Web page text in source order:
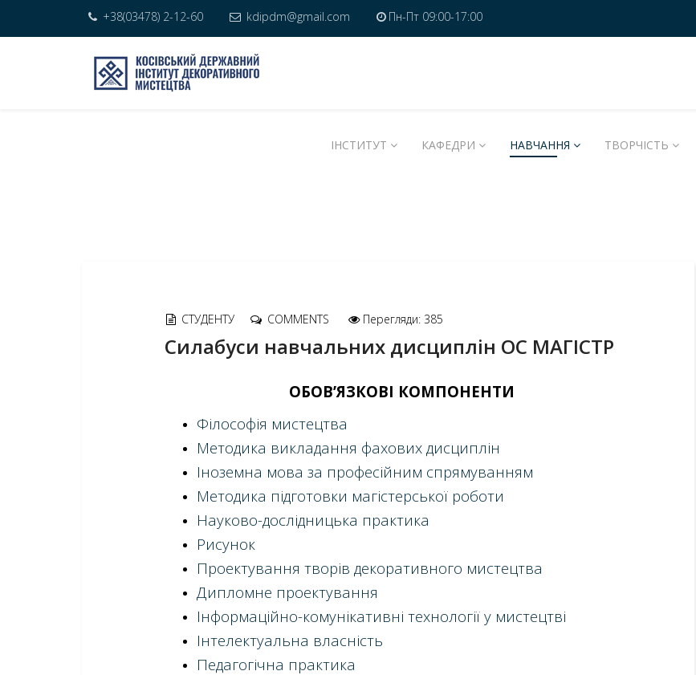
+38(03478) 2-12-60 kdipdm@gmail.com Пн-Пт 09:00-17:00
ІНСТИТУТ КАФЕДРИ НАВЧАННЯ ТВОРЧІСТЬ
СТУДЕНТУ COMMENTS Перегляди: 385
Силабуси навчальних дисциплін ОС МАГІСТР
ОБОВ’ЯЗКОВІ КОМПОНЕНТИ
Філософія мистецтва
Методика викладання фахових дисциплін
Іноземна мова за професійним спрямуванням
Методика підготовки магістерської роботи
Науково-дослідницька практика
Рисунок
Проектування творів декоративного мистецтва
Дипломне проектування
Інформаційно-комунікативні технології у мистецтві
Інтелектуальна власність
Педагогічна практика